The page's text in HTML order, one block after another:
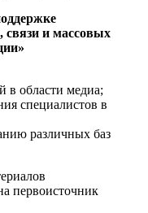
связи и массовых
в области медиа;
специалистов в
различных баз
первоисточник